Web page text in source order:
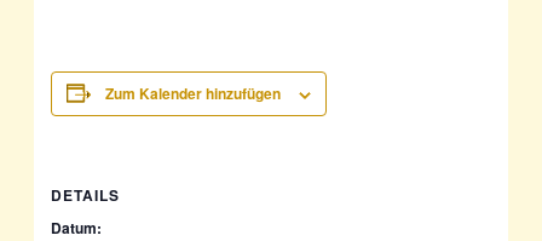
Zum Kalender hinzufügen
DETAILS
Datum: